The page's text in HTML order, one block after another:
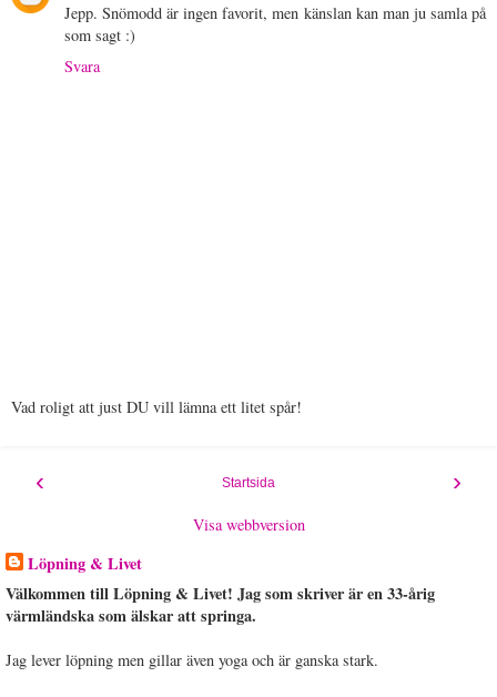
Jepp. Snömodd är ingen favorit, men känslan kan man ju samla på
som sagt :)
Svara
Vad roligt att just DU vill lämna ett litet spår!
‹ ›
Startsida
Visa webbversion
Löpning & Livet
Välkommen till Löpning & Livet! Jag som skriver är en 33-årig
värmländska som älskar att springa.
Jag lever löpning men gillar även yoga och är ganska stark.